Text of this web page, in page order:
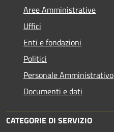
Aree Amministrative
Uffici
Enti e fondazioni
Politici
Personale Amministrativo
Documenti e dati
CATEGORIE DI SERVIZIO